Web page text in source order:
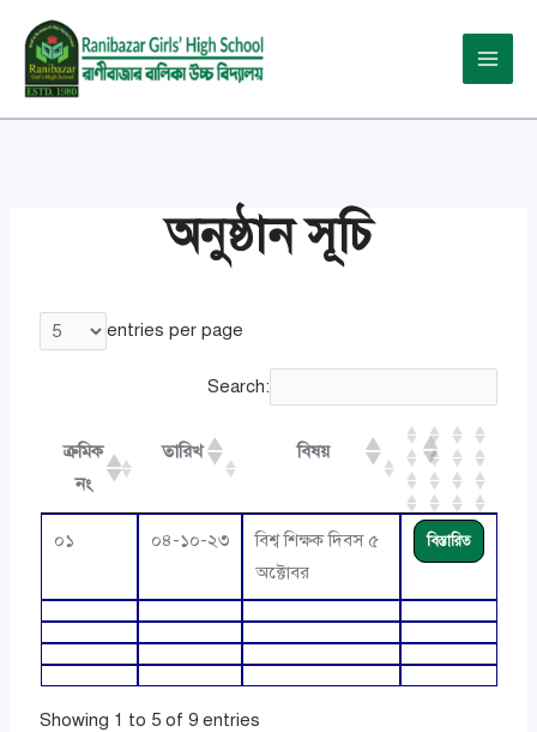
content
Menu
অনুষ্ঠান সূচি
entries per page
Search:
ক্রমিক
নং
তারিখ বিষয়
০১ ০৪-১০-২৩
বিশ্ব শিক্ষক দিবস ৫
অক্টোবর
বিস্তারিত
Showing 1 to 5 of 9 entries